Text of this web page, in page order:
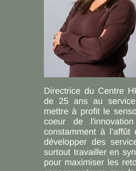
Directrice du Centre
de 25 ans au
mettre à profit le
coeur de
constamment à
développer des
surtout travailler en
pour maximiser les